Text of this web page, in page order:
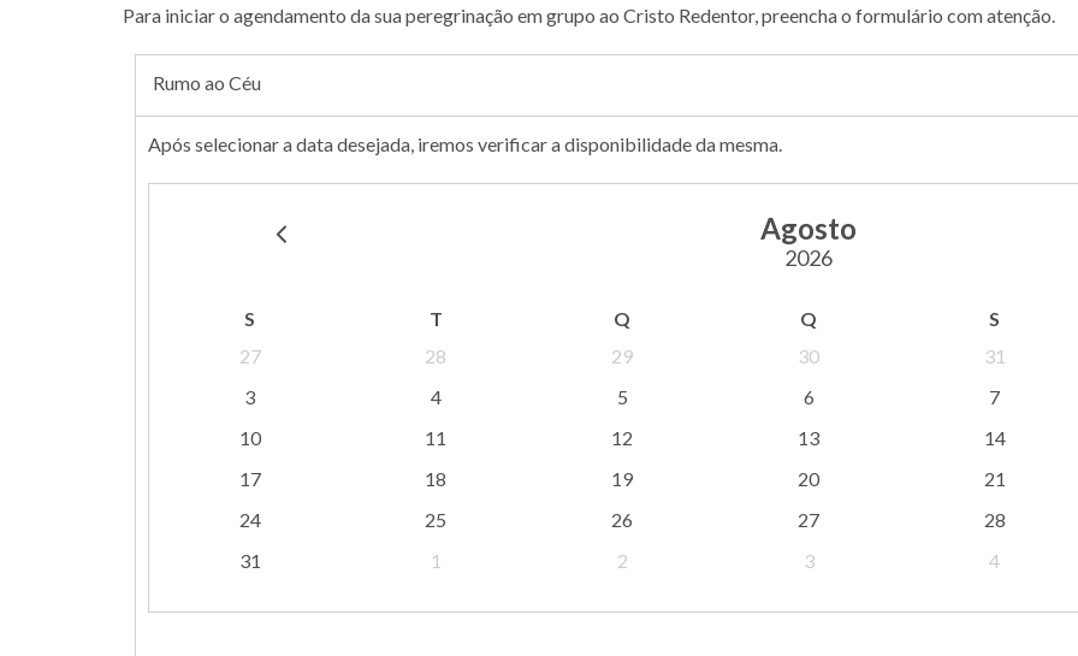
Para iniciar o agendamento da sua peregrinação em grupo ao Cristo Redentor, preencha o formulário com atenção.
Rumo ao Céu
Após selecionar a data desejada, iremos verificar a disponibilidade da mesma.
Agosto
2026
S T Q Q S
27
28 29 30 31
3
4 5 6 7
10
11 12 13 14
17
18 19 20 21
24
25 26 27 28
31
1 2 3 4